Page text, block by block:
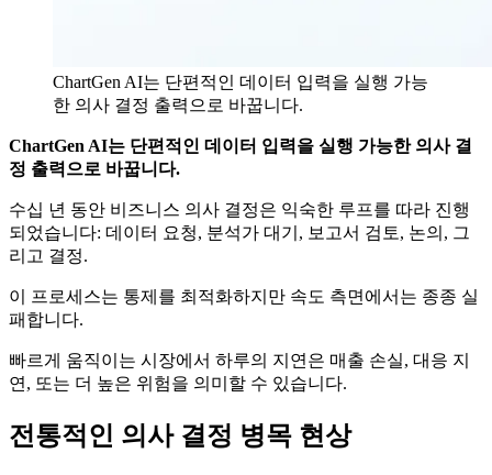
ChartGen AI는 단편적인 데이터 입력을 실행 가능
한 의사 결정 출력으로 바꿉니다.
ChartGen AI는 단편적인 데이터 입력을 실행 가능한 의사 결
정 출력으로 바꿉니다.
수십 년 동안 비즈니스 의사 결정은 익숙한 루프를 따라 진행
되었습니다: 데이터 요청, 분석가 대기, 보고서 검토, 논의, 그
리고 결정.
이 프로세스는 통제를 최적화하지만 속도 측면에서는 종종 실
패합니다.
빠르게 움직이는 시장에서 하루의 지연은 매출 손실, 대응 지
연, 또는 더 높은 위험을 의미할 수 있습니다.
전통적인 의사 결정 병목 현상